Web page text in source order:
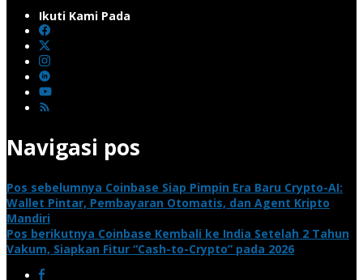
Ikuti Kami Pada
Navigasi pos
Pos sebelumnya Coinbase Siap Pimpin Era Baru Crypto-AI:
Wallet Pintar, Pembayaran Otomatis, dan Agent Kripto
Mandiri
Pos berikutnya Coinbase Kembali ke India Setelah 2 Tahun
Vakum, Siapkan Fitur “Cash-to-Crypto” pada 2026